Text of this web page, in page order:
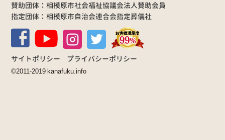
賛助団体：相模原市社会福祉協議会法人賛助会員
指定団体：相模原市自治会連合会指定葬儀社
サイトポリシー プライバシーポリシー
©2011-2019 kanafuku.info